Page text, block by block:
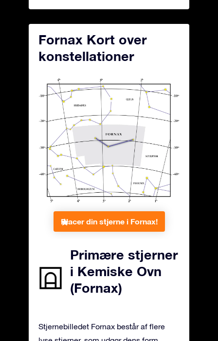
Fornax Kort over
konstellationer
Placer din stjerne i Fornax!
Primære stjerner
i Kemiske Ovn
(Fornax)
Stjernebilledet Fornax består af flere